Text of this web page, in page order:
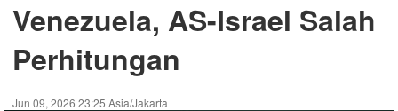
Venezuela, AS-Israel Salah
Perhitungan
Jun 09, 2026 23:25 Asia/Jakarta